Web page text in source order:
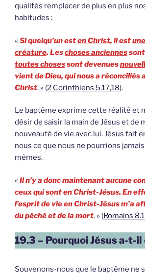
qualités remplacer de plus en plus
habitudes :
« Si quelqu’un esten Christ, il est
créature. Leschoses anciennes
toutes chosessont devenues
vient de Dieu, qui nous a réconciliés
Christ. » (2 Corinthiens 5.17,18).
Le baptême exprime cette réalité et
désir de saisir la main de Jésus et de
nouveauté de vie avec lui. Jésus fait
nous ce que nous ne pourrions
mêmes.
« Il n’y a donc maintenant aucune
ceux qui sont en Christ-Jésus. En
l’esprit de vie en Christ-Jésus m’a
du péché et de la mort. » (Romains
19.3 – Pourquoi Jésus a-t-
Souvenons-nous que le baptême ne